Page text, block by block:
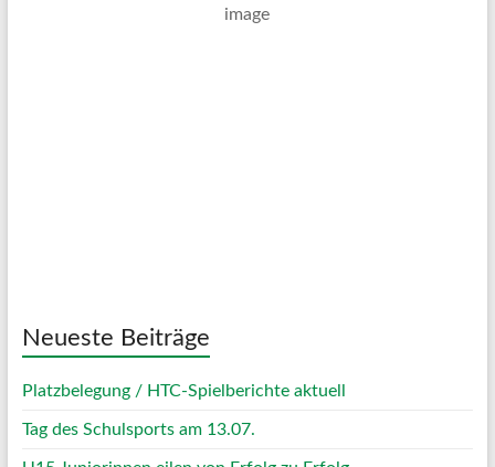
Neueste Beiträge
Platzbelegung / HTC-Spielberichte aktuell
Tag des Schulsports am 13.07.